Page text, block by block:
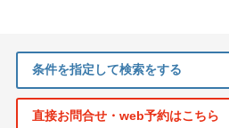
条件を指定して検索をする
直接お問合せ・web予約はこちら